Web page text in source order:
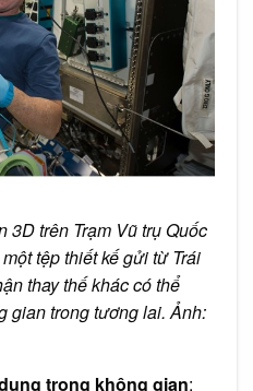
3D trên Trạm Vũ trụ Quốc
tệp thiết kế gửi từ Trái
thay thế khác có thể
gian trong tương lai. Ảnh:
trong không gian: